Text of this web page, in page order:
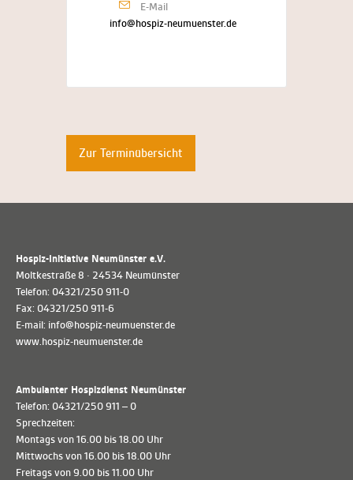
E-Mail
info@hospiz-neumuenster.de
Zur Terminübersicht
Hospiz-Initiative Neumünster e.V.
Moltkestraße 8 · 24534 Neumünster
Telefon: 04321/250 911-0
Fax: 04321/250 911-6
E-mail: info@hospiz-neumuenster.de
www.hospiz-neumuenster.de
Ambulanter Hospizdienst Neumünster
Telefon: 04321/250 911 – 0
Sprechzeiten:
Montags von 16.00 bis 18.00 Uhr
Mittwochs von 16.00 bis 18.00 Uhr
Freitags von 9.00 bis 11.00 Uhr